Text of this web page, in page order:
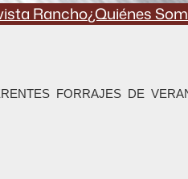
Rancho¿Quiénes
FORRAJES DE